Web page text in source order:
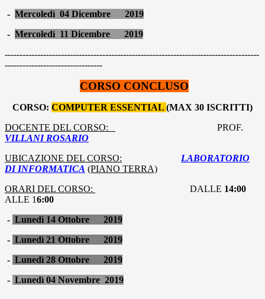
- Mercoledì 04 Dicembre 2019
- Mercoledì 11 Dicembre 2019
--------------------------------------------------------------------------------------
---------------------------------
CORSO CONCLUSO
CORSO: COMPUTER ESSENTIAL (MAX 30 ISCRITTI)
DOCENTE DEL CORSO:
PROF.
VILLANI ROSARIO
UBICAZIONE DEL CORSO:
LABORATORIO
DI INFORMATICA (PIANO TERRA)
ORARI DEL CORSO:
DALLE 14:00
ALLE 16:00
- Lunedì 14 Ottobre 2019
- Lunedì 21 Ottobre 2019
- Lunedì 28 Ottobre 2019
- Lunedì 04 Novembre 2019